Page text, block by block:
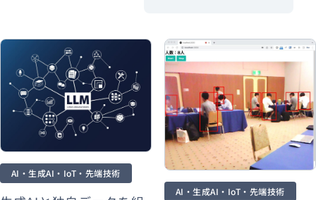
AI・生成AI・IoT・先端技術
AI・生成AI・IoT・先端技術